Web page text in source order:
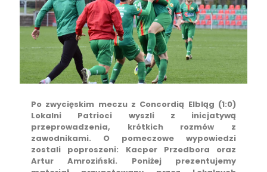
Po zwycięskim meczu z Concordią Elbląg (1:0)
Lokalni Patrioci wyszli z inicjatywą
przeprowadzenia, krótkich rozmów z
zawodnikami. O pomeczowe wypowiedzi
zostali poproszeni: Kacper Przedbora oraz
Artur Amroziński. Poniżej prezentujemy